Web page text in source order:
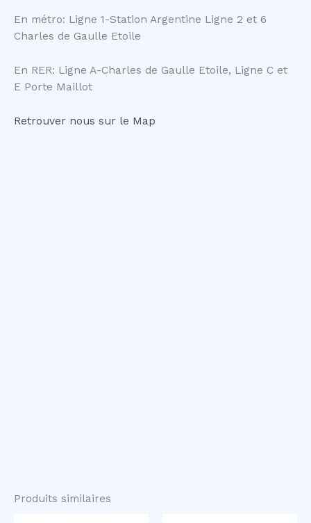
En métro: Ligne 1-Station Argentine Ligne 2 et 6
Charles de Gaulle Etoile
En RER: Ligne A-Charles de Gaulle Etoile, Ligne C et
E Porte Maillot
Retrouver nous sur le Map
Produits similaires